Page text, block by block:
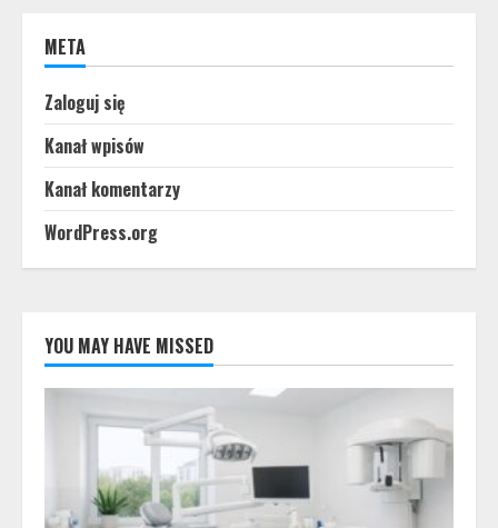
META
Zaloguj się
Kanał wpisów
Kanał komentarzy
WordPress.org
YOU MAY HAVE MISSED